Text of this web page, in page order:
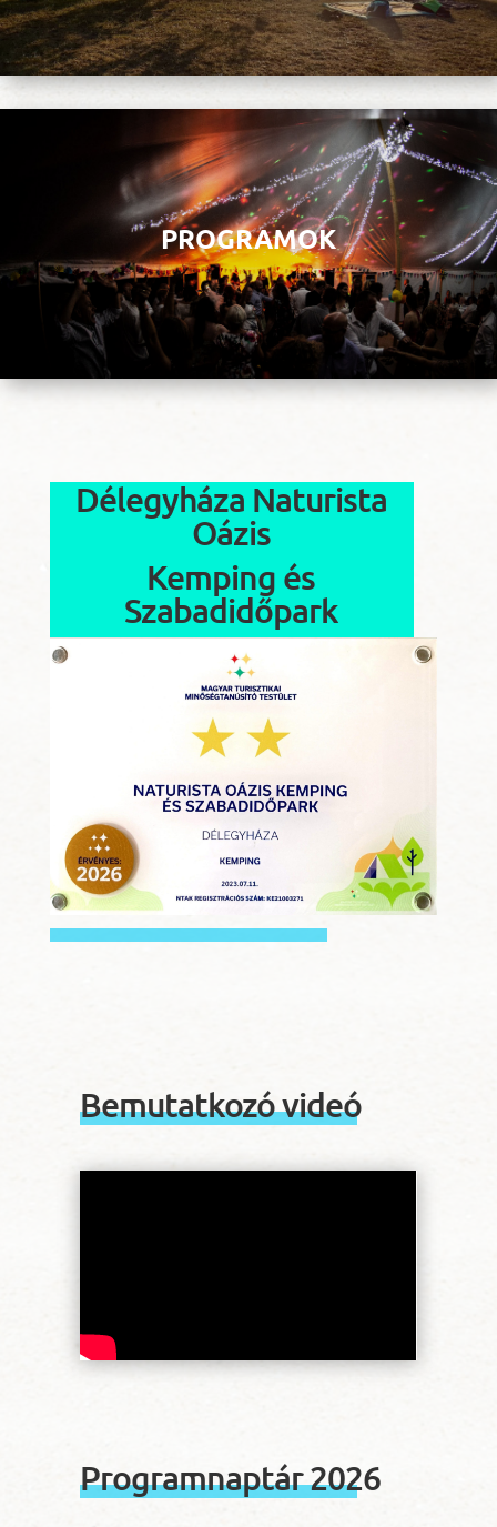
PROGRAMOK
Délegyháza Naturista
Oázis
Kemping és
Szabadidőpark
Bemutatkozó videó
Programnaptár 2026